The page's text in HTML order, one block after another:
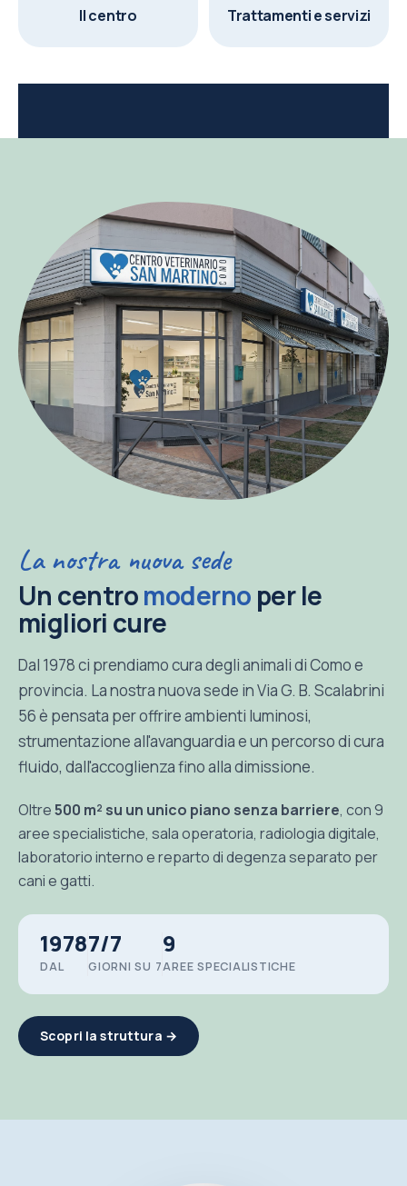
Il centro Trattamenti e servizi
La nostra nuova sede
Un centromoderno per le
migliori cure
Dal 1978 ci prendiamo cura degli animali di Como e
provincia. La nostra nuova sede in Via G. B. Scalabrini
56 è pensata per offrire ambienti luminosi,
strumentazione all'avanguardia e un percorso di cura
fluido, dall'accoglienza fino alla dimissione.
Oltre500 m² su un unico piano senza barriere, con 9
aree specialistiche, sala operatoria, radiologia digitale,
laboratorio interno e reparto di degenza separato per
cani e gatti.
1978
DAL
7/7
GIORNI SU 7
9
AREE SPECIALISTICHE
Scopri la struttura →